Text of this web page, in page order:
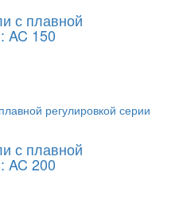
с плавной
AC 150
с плавной
AC 200